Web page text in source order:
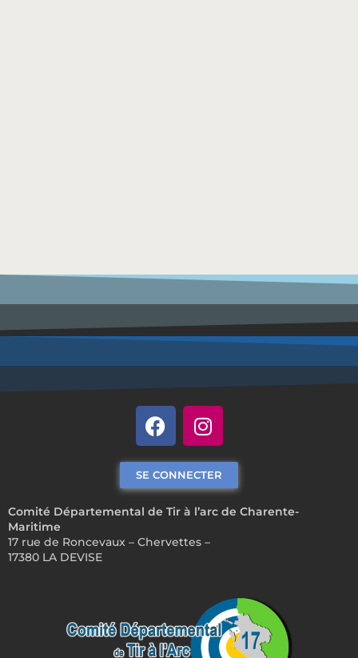
Comité Départemental de Tir à l’arc de Charente-
Maritime
17 rue de Roncevaux – Chervettes –
17380 LA DEVISE
SE CONNECTER